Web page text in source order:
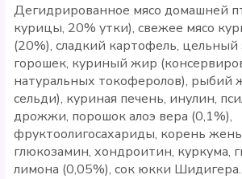
Дегидрированное мясо домашней
курицы, 20% утки), свежее мясо
(20%), сладкий картофель,
горошек, куриный жир
натуральных токоферолов), рыбий
сельди), куриная печень, инулин,
дрожжи, порошок алоэ вера (0,1%),
фруктоолигосахариды, корень
глюкозамин, хондроитин, куркума,
лимона (0,05%), сок юкки Шидигера.